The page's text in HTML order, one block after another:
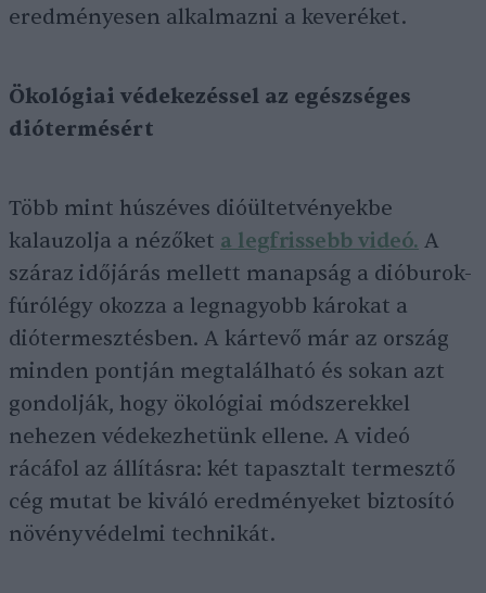
eredményesen alkalmazni a keveréket.
Ökológiai védekezéssel az egészséges
diótermésért
Több mint húszéves dióültetvényekbe
kalauzolja a nézőket a legfrissebb videó. A
száraz időjárás mellett manapság a dióburok-
fúrólégy okozza a legnagyobb károkat a
diótermesztésben. A kártevő már az ország
minden pontján megtalálható és sokan azt
gondolják, hogy ökológiai módszerekkel
nehezen védekezhetünk ellene. A videó
rácáfol az állításra: két tapasztalt termesztő
cég mutat be kiváló eredményeket biztosító
növényvédelmi technikát.